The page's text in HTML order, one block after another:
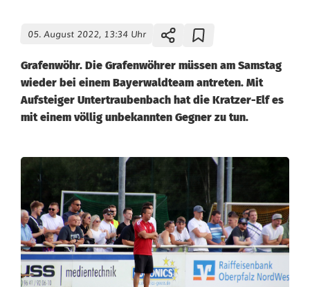
05. August 2022, 13:34 Uhr
Grafenwöhr. Die Grafenwöhrer müssen am Samstag
wieder bei einem Bayerwaldteam antreten. Mit
Aufsteiger Untertraubenbach hat die Kratzer-Elf es
mit einem völlig unbekannten Gegner zu tun.
G
a
f
e